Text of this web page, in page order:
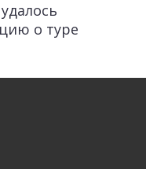
о туре